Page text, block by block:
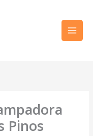
Pinos